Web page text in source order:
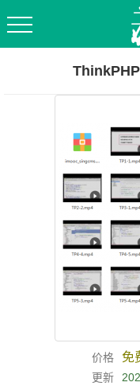
价格 免
更新